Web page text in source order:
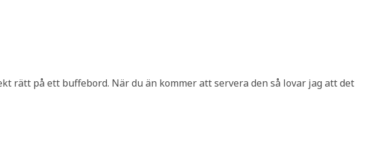
rätt på ett buffebord. När du än kommer att servera den så lovar jag att det